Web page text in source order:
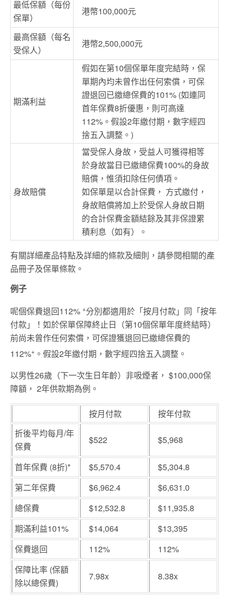
最低保額（每份
保單）
港幣100,000元
最高保額（每名
受保人）
港幣2,500,000元
期滿利益
假如在第10個保單年度完結時， 保
單期內均未曾作出任何索償，可保
證退回已繳總保費的101% (如連同
首年保費8折優惠，則可高達
112% 。假設2年繳付期， 數字經四
捨五入調整。)
身故賠償
當受保人身故，受益人可獲得相等
於身故當日已繳總保費100%的身故
賠償，惟須扣除任何債項。
如保單是以合計保費， 方式繳付，
身故賠償將加上於受保人身故日期
的合計保費金額結餘及其非保證累
積利息（如有）。
有關詳細產品特點及詳細的條款及細則，請參閱相關的產
品冊子及保單條款。
例子
呢個保費退回112% +分別都適用於「按月付款」同「按年
付款」！如於保單保障終止日（第10個保單年度終結時）
前尚未曾作任何索償，可保證獲退回已繳總保費的
112%+ 。假設2年繳付期，數字經四捨五入調整。
以男性26歲（下一次生日年齡）非吸煙者， $100,000保
障額， 2年供款期為例。
按月付款
按年付款
折後平均每月/年
保費
$522 $5,968
首年保費 (8折)* $5,570.4
$5,304.8
第二年保費
$6,962.4
$6,631.0
總保費
$12,532.8
$11,935.8
期滿利益101%
$14,064
$13,395
保費退回
112%
112%
保障比率 (保額
除以總保費)
7.98x 8.38x